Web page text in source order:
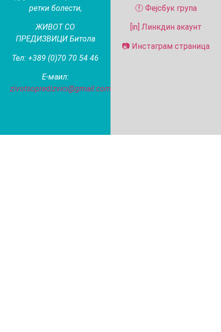
ретки болести,
ЖИВОТ СО
ПРЕДИЗВИЦИ Битола
Тел: +389 (0)70 70 54 46
Е-маил:
zivotsopredizvici@gmail.com
ⓕ Фејсбук група
[in] Линкдин акаунт
📷 Инстаграм страница